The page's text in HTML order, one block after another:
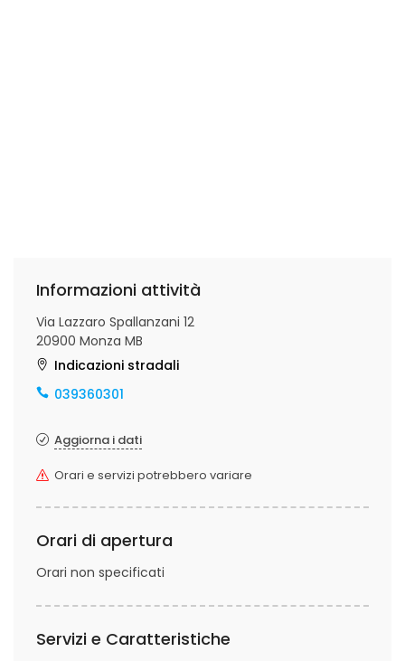
Informazioni attività
Via Lazzaro Spallanzani 12
20900 Monza MB
Indicazioni stradali
039360301
Aggiorna i dati
Orari e servizi potrebbero variare
Orari di apertura
Orari non specificati
Servizi e Caratteristiche